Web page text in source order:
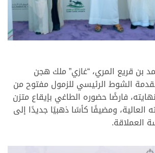
بن قريع المري، “غازي” ملك هجن
الشوط الرئيسي للزمول مفتوح من
فارضًا حضوره الطاغي بإيقاع متزن
ومضيفًا كأسًا ذهبيًا جديدًا إلى
العملاقة.